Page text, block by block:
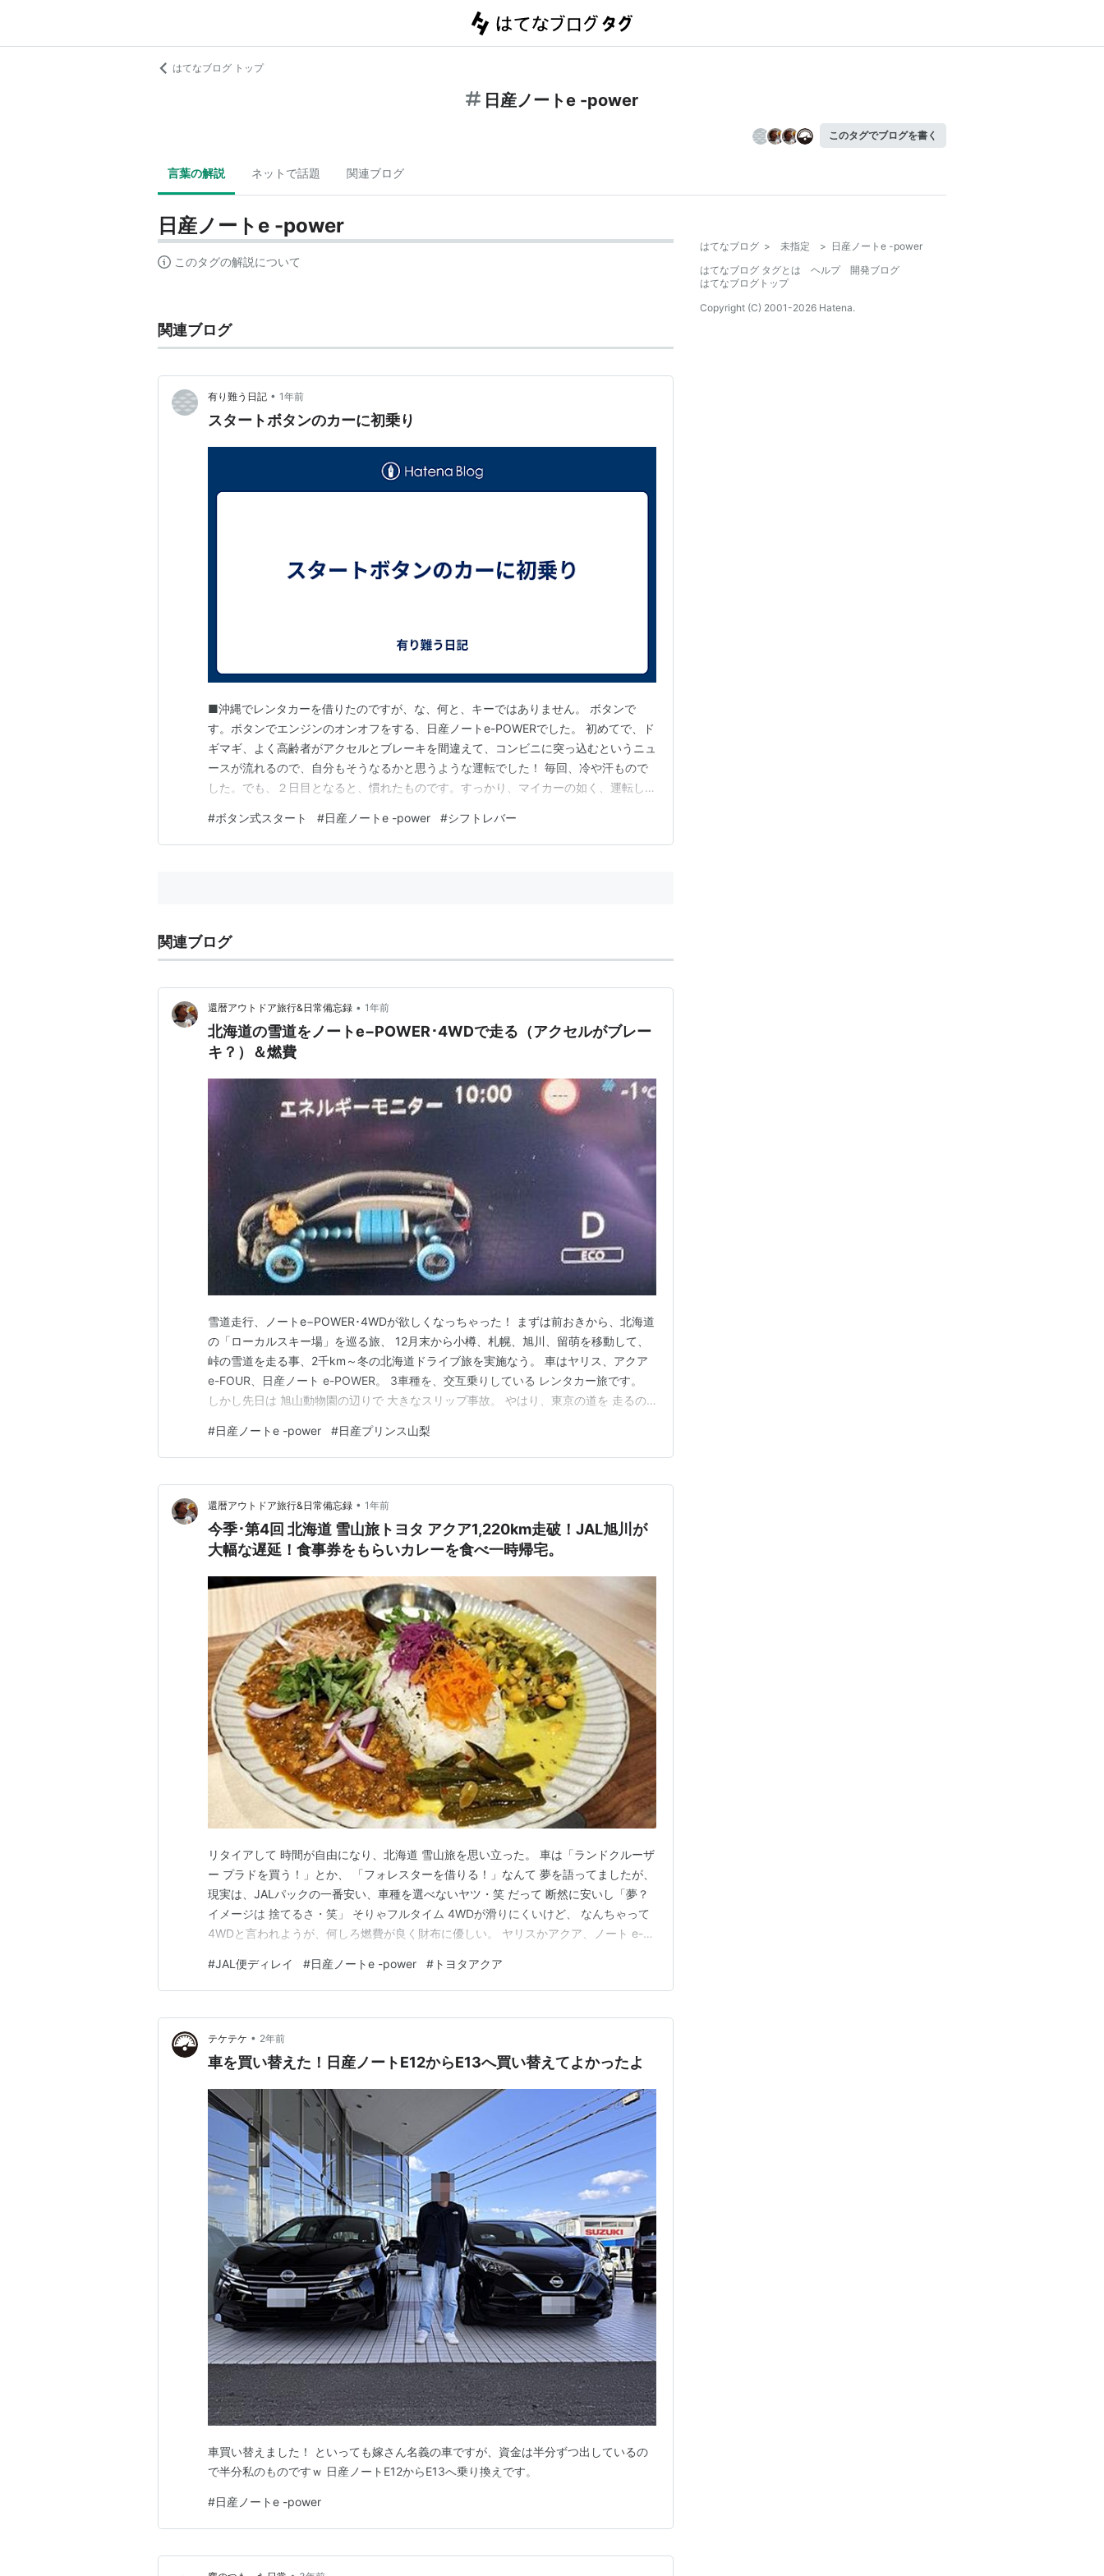
はてなブログ トップ
日産ノートe -power
このタグでブログを書く
言葉の解説 ネットで話題 関連ブログ
日産ノートe -power
このタグの解説について
関連ブログ
有り難う日記 • 1年前
スタートボタンのカーに初乗り
■沖縄でレンタカーを借りたのですが、な、何と、キーではありません。 ボタンで
す。ボタンでエンジンのオンオフをする、日産ノートe-POWERでした。 初めてで、ド
ギマギ、よく高齢者がアクセルとブレーキを間違えて、コンビニに突っ込むというニュ
ースが流れるので、自分もそうなるかと思うような運転でした！ 毎回、冷や汗もので
した。でも、２日目となると、慣れたものです。すっかり、マイカーの如く、運転して
れには、びっくりでした。 こんな初乗りに感謝！！
#ボタン式スタート #日産ノートe -power #シフトレバー
関連ブログ
還暦アウトドア旅行&日常備忘録 • 1年前
北海道の雪道をノートe−POWER･4WDで走る（アクセルがブレー
キ？）＆燃費
雪道走行、ノートe−POWER･4WDが欲しくなっちゃった！ まずは前おきから、北海道
の「ローカルスキー場」を巡る旅、 12月末から小樽、札幌、旭川、留萌を移動して、
峠の雪道を走る事、2千km～冬の北海道ドライブ旅を実施なう。 車はヤリス、アクア
e-FOUR、日産ノート e-POWER。 3車種を、交互乗りしている レンタカー旅です。
しかし先日は 旭山動物園の辺りで 大きなスリップ事故。 やはり、東京の道を 走るの
ノートe−POWER･4WD） 今冬の旭川は 雪が少なく暖かく アイスバーン 気温がプラス
～マイ…
#日産ノートe -power #日産プリンス山梨
還暦アウトドア旅行&日常備忘録 • 1年前
今季･第4回 北海道 雪山旅トヨタ アクア1,220km走破！JAL旭川が
大幅な遅延！食事券をもらいカレーを食べ一時帰宅。
リタイアして 時間が自由になり、北海道 雪山旅を思い立った。 車は「ランドクルーザ
ー プラドを買う！」とか、 「フォレスターを借りる！」なんて 夢を語ってましたが、
現実は、JALパックの一番安い、車種を選べないヤツ・笑 だって 断然に安いし「夢？
イメージは 捨てるさ・笑」 そりゃフルタイム 4WDが滑りにくいけど、 なんちゃって
4WDと言われようが、何しろ燃費が良く財布に優しい。 ヤリスかアクア、ノート e-
ように減速する、 あの感覚は 優れていたのですが、ウインカーの球が切れて、 レンタ
カー会社に 連絡し…
#JAL便ディレイ #日産ノートe -power # トヨタアクア
テケテケ • 2年前
車を買い替えた！日産ノートE12からE13へ買い替えてよかったよ
車買い替えました！ といっても嫁さん名義の車ですが、資金は半分ずつ出しているの
で半分私のものですｗ 日産ノートE12からE13へ乗り換えです。
#日産ノートe -power
はてなブログ > 未指定 > 日産ノートe -power
はてなブログ タグとは
ヘルプ
開発ブログ
はてなブログトップ
Copyright (C) 2001-2026 Hatena.